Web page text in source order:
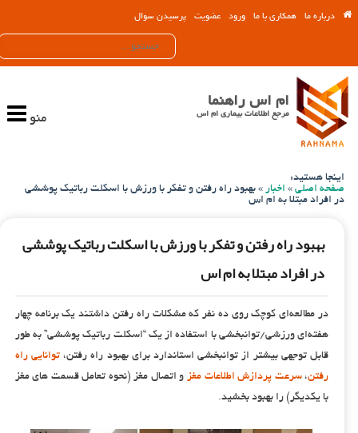
درباره ما همکاری با ما ورود عضویت پرسیدن سوال
منو
ام اس راهنما
مرجع اطلاعات بیماری ام اس
اینجا هستید:
صفحه اصلی» اخبار» بهبود راه رفتن و تفکر با ورزش با اسکلت رباتیک پوششی
در افراد مبتلا به ام اس
بهبود راه رفتن و تفکر با ورزش با اسکلت رباتیک پوششی
در افراد مبتلا به ام اس
در مطالعه‌ای کوچک روی ده نفر که مشکلات راه رفتن داشتند یک برنامه چهار
هفته‌ای ورزشی/توانبخشی با استفاده از یک “اسکلت رباتیک پوششی” به طور
قابل توجهی بیشتر از توانبخشی استاندارد برای بهبود راه رفتن، توانایی راه
رفتن، سرعت پردازش اطلاعات مغزو اتصال مغز (نحوه تعامل قسمت های مغز
با یکدیگر) را بهبود بخشید.